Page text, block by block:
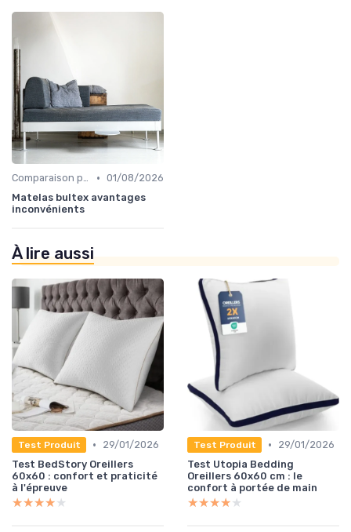
Comparaison par marque • 01/08/2026
Matelas bultex avantages
inconvénients
À lire aussi
Test Produit •
29/01/2026
Test BedStory Oreillers
60x60 : confort et praticité
à l'épreuve
★★★★★
★★★★★
Test Produit •
29/01/2026
Test Utopia Bedding
Oreillers 60x60 cm : le
confort à portée de main
★★★★★
★★★★★